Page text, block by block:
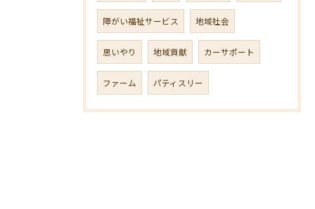
障がい福祉サービス 地域社会
思いやり 地域貢献 カーサポート
ファーム パティスリー